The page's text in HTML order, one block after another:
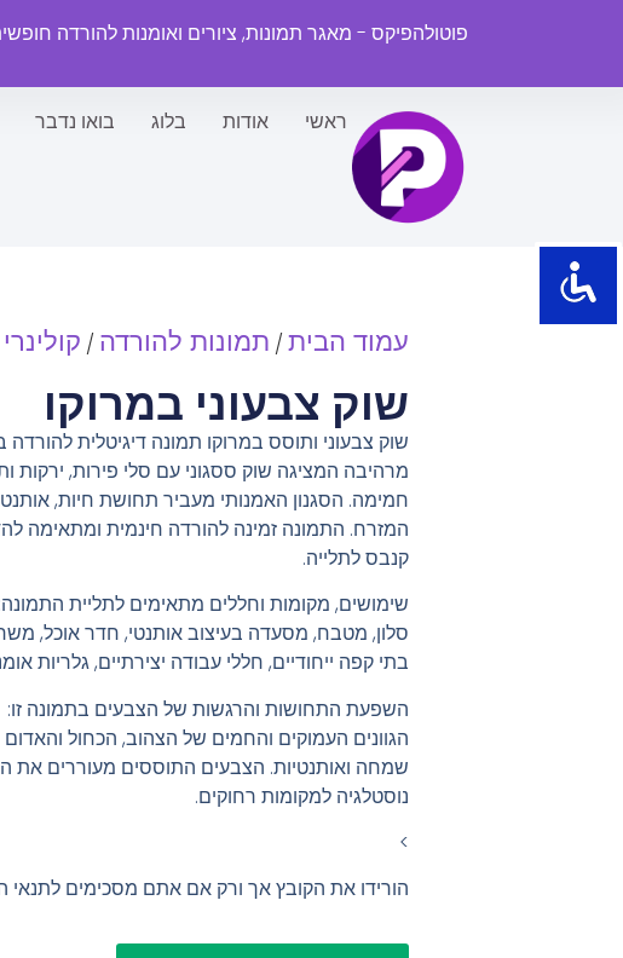
פוטולהפיקס - מאגר תמונות, ציורים ואומנות להורדה
ראשי אודות בלוג בואו נדבר
עמוד הבית / תמונות להורדה / קולינרי
שוק צבעוני במרוקו
שוק צבעוני ותוסס במרוקו תמונה דיגיטלית להורדה
מרהיבה המציגה שוק ססגוני עם סלי פירות,
חמימה. הסגנון האמנותי מעביר תחושת חיות,
המזרח. התמונה זמינה להורדה חינמית ומתאימה
קנבס לתלייה.
שימושים, מקומות וחללים מתאימים לתליית התמונה:
סלון, מטבח, מסעדה בעיצוב אותנטי, חדר אוכל,
בתי קפה ייחודיים, חללי עבודה יצירתיים, גלריות
השפעת התחושות והרגשות של הצבעים בתמונה זו:
הגוונים העמוקים והחמים של הצהוב, הכחול
שמחה ואותנטיות. הצבעים התוססים מעוררים את
נוסטלגיה למקומות רחוקים.
>
הורידו את הקובץ אך ורק אם אתם מסכימים